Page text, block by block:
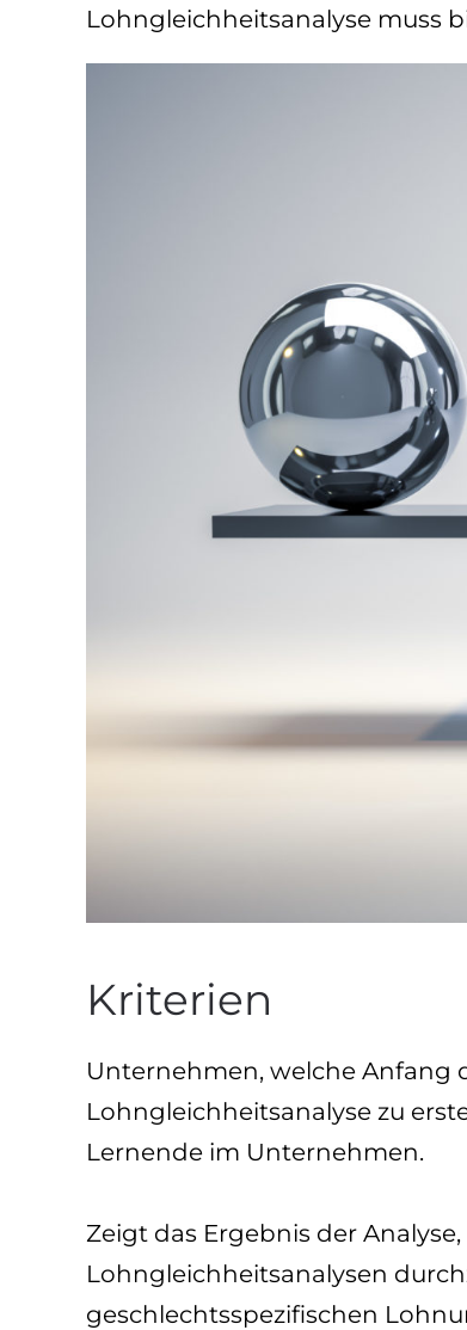
Lohngleichheitsanalyse muss
Kriterien
Unternehmen, welche Anfang
Lohngleichheitsanalyse zu
Lernende im Unternehmen.
Zeigt das Ergebnis der
Lohngleichheitsanalysen
geschlechtsspezifischen